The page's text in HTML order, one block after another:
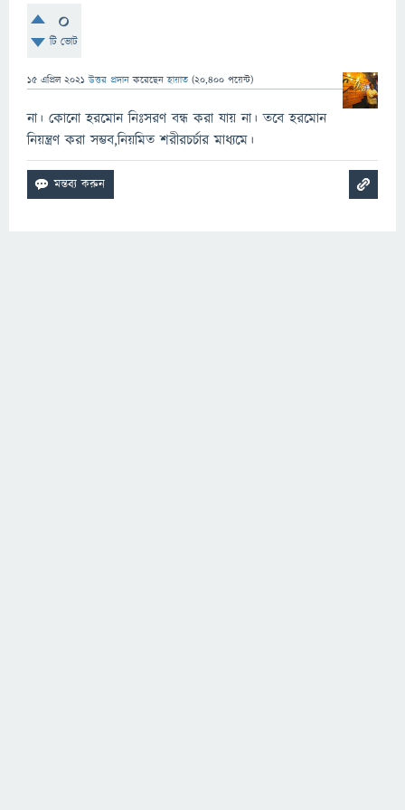
0
টি ভোট
15 এপ্রিল 2021 উত্তর প্রদান করেছেনহায়াত (20,400 পয়েন্ট)
না। কোনো হরমোন নিঃসরণ বন্ধ করা যায় না। তবে হরমোন
নিয়ন্ত্রণ করা সম্ভব,নিয়মিত শরীরচর্চার মাধ্যমে।